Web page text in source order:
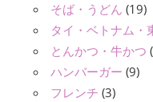
そば・うどん (19)
タイ・ベトナム・
とんかつ・牛かつ
ハンバーガー (9)
フレンチ (3)